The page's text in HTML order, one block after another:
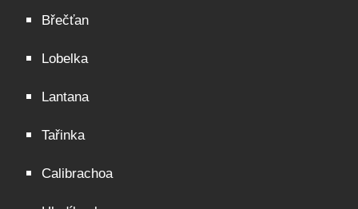
Břečťan
Lobelka
Lantana
Tařinka
Calibrachoa